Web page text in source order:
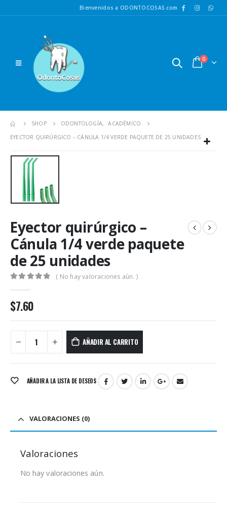
Bienvenidos a ODONTOCOSAS.com
0
SHOP ODONTOLOGÍA,
ACADÉMICO
EYECTOR QUIRÚRGICO – CÁNULA 1/4 VERDE PAQUETE DE 25 UNIDADES
Eyector quirúrgico –
Cánula 1/4 verde paquete
de 25 unidades
( No hay valoraciones aún. )
$7.60
AÑADIR AL CARRITO
AÑADIR A LA LISTA DE DESEOS
VALORACIONES (0)
Valoraciones
No hay valoraciones aún.